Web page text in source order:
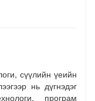
сүүлийн үеийн
нь дүгнэдэг
програм